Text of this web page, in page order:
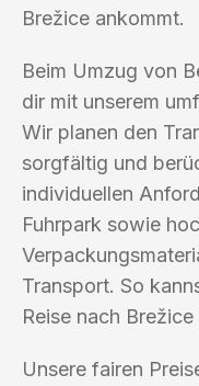
Brežice ankommt.
Beim Umzug von
dir mit unserem
Wir planen den
sorgfältig und
individuellen
Fuhrpark sowie
Transport. So
Reise nach
Unsere fairen